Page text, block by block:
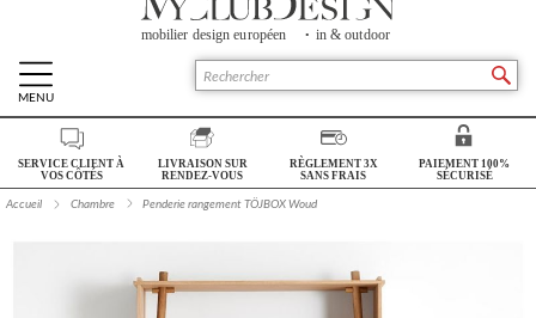
MENU
Retour Accueil
SALON
SERVICE CLIENT À
VOS CÔTÉS
LIVRAISON SUR
RENDEZ-VOUS
RÈGLEMENT 3X
SANS FRAIS
PAIEMENT 100%
SÉCURISÉ
Accueil Chambre Penderie rangement TÖJBOX Woud